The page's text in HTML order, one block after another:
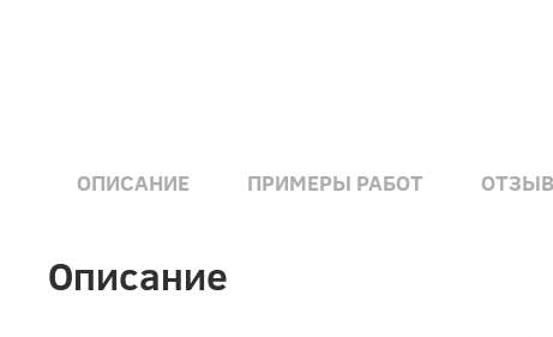
ОПИСАНИЕ ПРИМЕРЫ РАБОТ
Описание